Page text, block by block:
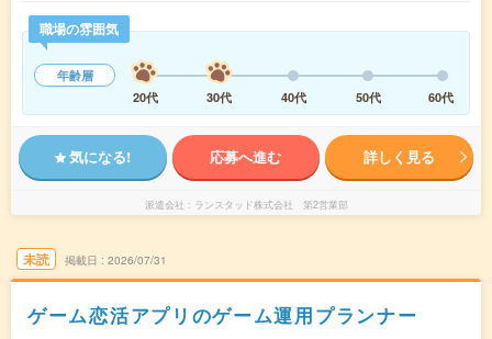
職場の雰囲気
年齢層
20代
30代 40代 50代 60代
気になる! 応募へ進む 詳しく見る
派遣会社 ランスタッド株式会社 第2営業部
未読 掲載日 2026/07/31
ゲーム恋活アプリのゲーム運用プランナー